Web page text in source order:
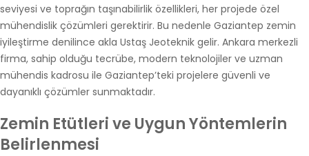
seviyesi ve toprağın taşınabilirlik özellikleri, her projede özel
mühendislik çözümleri gerektirir. Bu nedenle Gaziantep zemin
iyileştirme denilince akla Ustaş Jeoteknik gelir. Ankara merkezli
firma, sahip olduğu tecrübe, modern teknolojiler ve uzman
mühendis kadrosu ile Gaziantep’teki projelere güvenli ve
dayanıklı çözümler sunmaktadır.
Zemin Etütleri ve Uygun Yöntemlerin
Belirlenmesi